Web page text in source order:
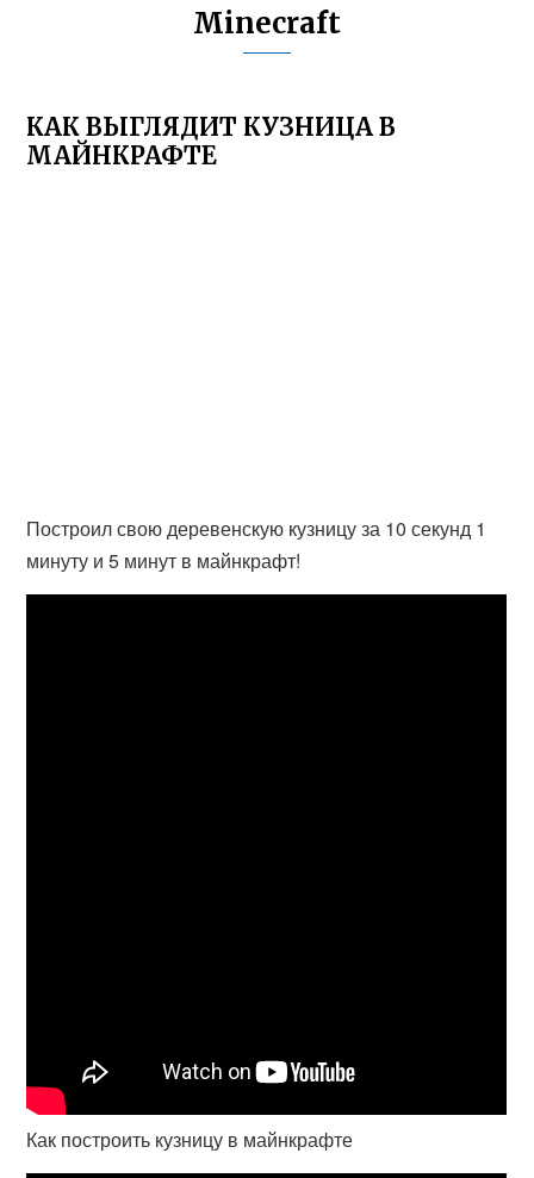
Minecraft
КАК ВЫГЛЯДИТ КУЗНИЦА В
МАЙНКРАФТЕ
Построил свою деревенскую кузницу за 10 секунд 1
минуту и 5 минут в майнкрафт!
Как построить кузницу в майнкрафте